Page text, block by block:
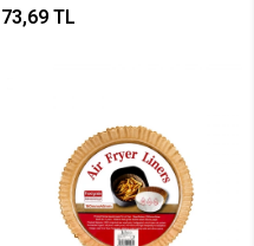
Kağıt )*100
73,69 TL